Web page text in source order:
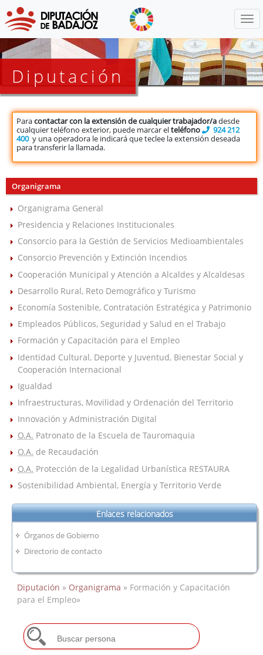
Diputación
Paracontactar con la extensión de cualquier trabajador/adesde
cualquier teléfono exterior, puede marcar elteléfono
924 212
400y una operadora le indicará que teclee la extensión deseada
para transferir la llamada.
Organigrama
Organigrama General
Presidencia y Relaciones Institucionales
Consorcio para la Gestión de Servicios Medioambientales
Consorcio Prevención y Extinción Incendios
Cooperación Municipal y Atención a Alcaldes y Alcaldesas
Desarrollo Rural, Reto Demográfico y Turismo
Economía Sostenible, Contratación Estratégica y Patrimonio
Empleados Públicos, Seguridad y Salud en el Trabajo
Formación y Capacitación para el Empleo
Identidad Cultural, Deporte y Juventud, Bienestar Social y
Cooperación Internacional
Igualdad
Infraestructuras, Movilidad y Ordenación del Territorio
Innovación y Administración Digital
O.A. Patronato de la Escuela de Tauromaquia
O.A. de Recaudación
O.A. Protección de la Legalidad Urbanística RESTAURA
Sostenibilidad Ambiental, Energía y Territorio Verde
Enlaces relacionados
Órganos de Gobierno
Directorio de contacto
Diputación » Organigrama » Formación y Capacitación
para el Empleo»